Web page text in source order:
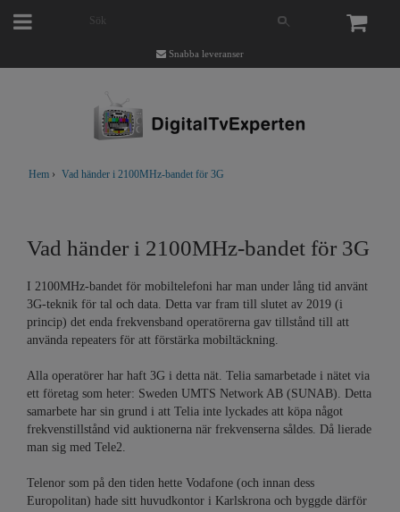
Snabba leveranser
Hem › Vad händer i 2100MHz-bandet för 3G
Vad händer i 2100MHz-bandet för 3G
I 2100MHz-bandet för mobiltelefoni har man under lång tid använt
3G-teknik för tal och data. Detta var fram till slutet av 2019 (i
princip) det enda frekvensband operatörerna gav tillstånd till att
använda repeaters för att förstärka mobiltäckning.
Alla operatörer har haft 3G i detta nät. Telia samarbetade i nätet via
ett företag som heter: Sweden UMTS Network AB (SUNAB). Detta
samarbete har sin grund i att Telia inte lyckades att köpa något
frekvenstillstånd vid auktionerna när frekvenserna såldes. Då lierade
man sig med Tele2.
Telenor som på den tiden hette Vodafone (och innan dess
Europolitan) hade sitt huvudkontor i Karlskrona och byggde därför